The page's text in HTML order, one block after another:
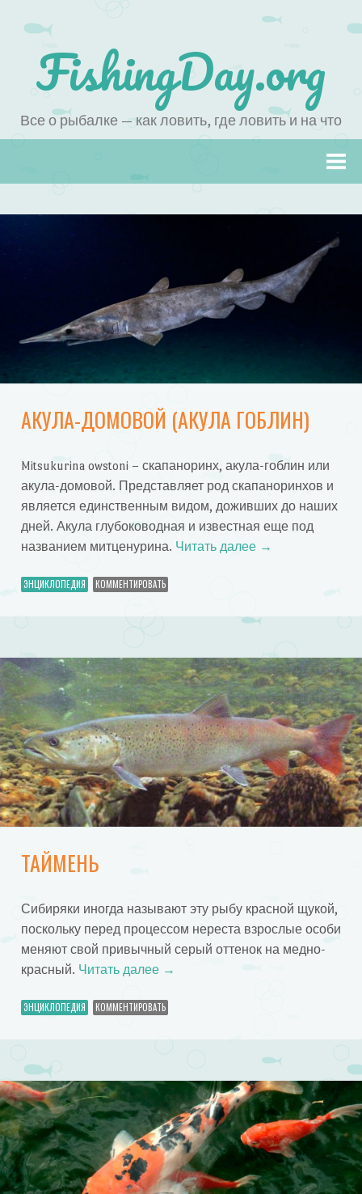
FishingDay.org
Все о рыбалке — как ловить, где ловить и на что
АКУЛА-ДОМОВОЙ (АКУЛА ГОБЛИН)
Mitsukurina owstoni – скапаноринх, акула-гоблин или
акула-домовой. Представляет род скапаноринхов и
является единственным видом, доживших до наших
дней. Акула глубоководная и известная еще под
названием митценурина. Читать далее →
ЭНЦИКЛОПЕДИЯ КОММЕНТИРОВАТЬ
ТАЙМЕНЬ
Сибиряки иногда называют эту рыбу красной щукой,
поскольку перед процессом нереста взрослые особи
меняют свой привычный серый оттенок на медно-
красный. Читать далее →
ЭНЦИКЛОПЕДИЯ КОММЕНТИРОВАТЬ